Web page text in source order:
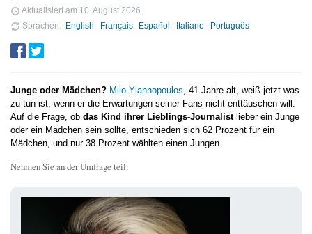
Aktualisiert am 10. August 2026
Sprachen
English Français Español Italiano Português
Junge oder Mädchen? Milo Yiannopoulos, 41 Jahre alt, weiß jetzt was
zu tun ist, wenn er die Erwartungen seiner Fans nicht enttäuschen will.
Auf die Frage, ob das Kind ihrer Lieblings-Journalistlieber ein Junge
oder ein Mädchen sein sollte, entschieden sich 62 Prozent für ein
Mädchen, und nur 38 Prozent wählten einen Jungen.
Nehmen Sie an der Umfrage teil: